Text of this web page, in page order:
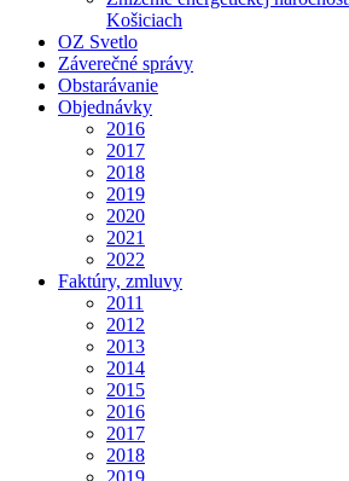
Košiciach
OZ Svetlo
Záverečné správy
Obstarávanie
Objednávky
2016
2017
2018
2019
2020
2021
2022
Faktúry, zmluvy
2011
2012
2013
2014
2015
2016
2017
2018